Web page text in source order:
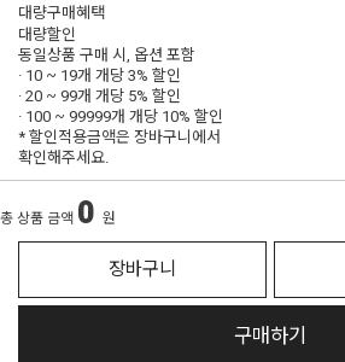
대량구매혜택
대량할인
동일상품 구매 시, 옵션 포함
· 10 ~ 19개 개당3% 할인
· 20 ~ 99개 개당 5% 할인
· 100 ~ 99999개 개당 10% 할인
* 할인적용금액은 장바구니에서
확인해주세요.
총 상품 금액 0 원
장바구니
구매하기